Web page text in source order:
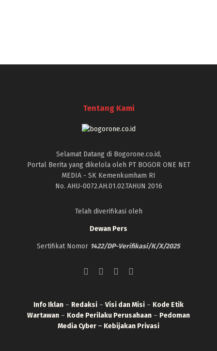
Tentang Kami
Selamat Datang di Bogorone.co.id,
Portal Berita yang dikelola oleh PT BOGOR ONE NET
MEDIA - SK Kemenkumham RI
No. AHU-0072.AH.01.02.TAHUN 2016
Telah diverifikasi oleh
Dewan Pers
Sertifikat Nomor 1422/DP-Verifikasi/K/X/2025
Info Iklan – Redaksi – Visi dan Misi – Kode Etik
Wartawan – Kode Perilaku Perusahaan – Pedoman
Media Cyber – Kebijakan Privasi